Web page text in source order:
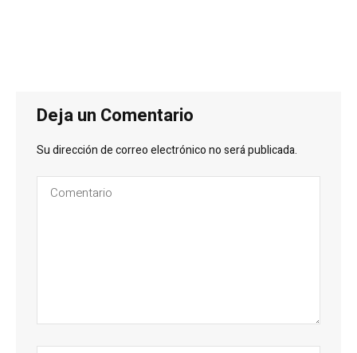
Deja un Comentario
Su dirección de correo electrónico no será publicada.